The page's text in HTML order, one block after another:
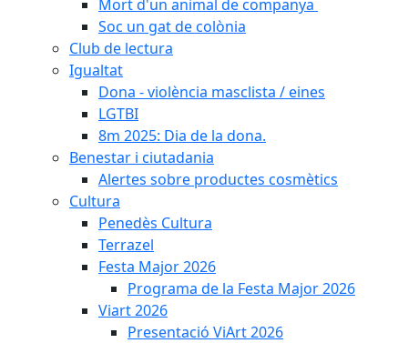
Mort d'un animal de companya
Soc un gat de colònia
Club de lectura
Igualtat
Dona - violència masclista / eines
LGTBI
8m 2025: Dia de la dona.
Benestar i ciutadania
Alertes sobre productes cosmètics
Cultura
Penedès Cultura
Terrazel
Festa Major 2026
Programa de la Festa Major 2026
Viart 2026
Presentació ViArt 2026